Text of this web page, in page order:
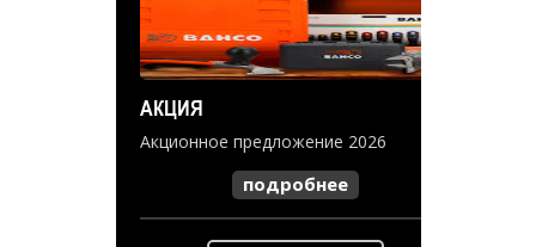
АКЦИЯ
Акционное предложение 2026
подробнее